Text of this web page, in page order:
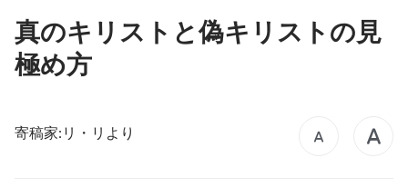
真のキリストと偽キリストの見
極め方
寄稿家:リ・リより